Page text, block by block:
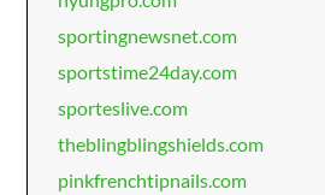
sportingnewsnet.com
sportstime24day.com
sporteslive.com
theblingblingshields.com
pinkfrenchtipnails.com